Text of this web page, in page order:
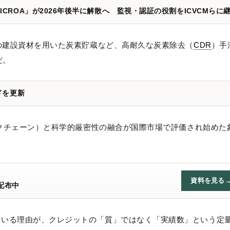
」が2026年後半に解散へ 監視・認証の役割をICVCMらに
設資材を用いた炭素貯蔵など、高耐久な炭素除去（CDR ）手
を更新
ェーン）と科学的厳密性の融合が国際市場で評価され始めた
布中
資料を見る
る理由が、クレジットの「質」ではなく「実績数」という定